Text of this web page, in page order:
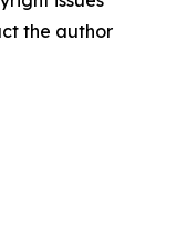
the author